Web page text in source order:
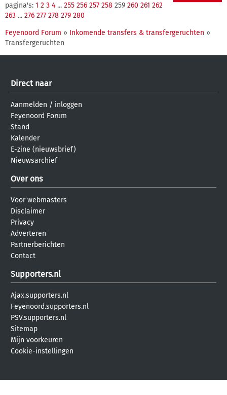
pagina's: 1 2 3 4 ... 255 256 257 258 259 260 261 262
263 ... 276 277 278 279 280
Feyenoord Forum » Inkomende transfers & transfergeruchten »
Transfergeruchten
Direct naar
Aanmelden / inloggen
Feyenoord Forum
Stand
Kalender
E-zine (nieuwsbrief)
Nieuwsarchief
Over ons
Voor webmasters
Disclaimer
Privacy
Adverteren
Partnerberichten
Contact
Supporters.nl
Ajax.supporters.nl
Feyenoord.supporters.nl
PSV.supporters.nl
Sitemap
Mijn voorkeuren
Cookie-instellingen